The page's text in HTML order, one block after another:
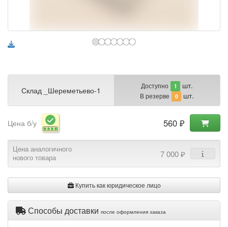
Склад _Шереметьево-1 Доступно 1 шт.
В резерве 0 шт.
Цена б/у 560 ₽
Цена аналогичного
нового товара
7 000 ₽
Купить как юридическое лицо
Способы доставки после оформления заказа